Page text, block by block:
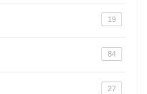
19
84
27